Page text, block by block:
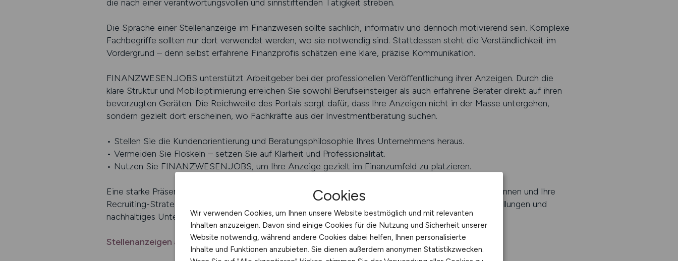
die nach einer verantwortungsvollen und sinnstiftenden Tätigkeit streben.
Die Sprache einer Stellenanzeige im Finanzwesen sollte sachlich, informativ und dennoch motivierend sein. Komplexe
Fachbegriffe sollten nur dort verwendet werden, wo sie notwendig sind. Stattdessen steht die Verständlichkeit im
Vordergrund – denn selbst erfahrene Finanzprofis schätzen eine klare, präzise Kommunikation.
FINANZWESEN.JOBS unterstützt Arbeitgeber bei der professionellen Veröffentlichung ihrer Anzeigen. Durch die
klare Struktur und Mobiloptimierung erreichen Sie sowohl Berufseinsteiger als auch erfahrene Berater direkt auf ihren
bevorzugten Geräten. Die Reichweite des Portals sorgt dafür, dass Ihre Anzeigen nicht in der Masse untergehen,
sondern gezielt dort erscheinen, wo Fachkräfte aus der Investmentberatung suchen.
• Stellen Sie die Kundenorientierung und Beratungsphilosophie Ihres Unternehmens heraus.
• Vermeiden Sie Floskeln – setzen Sie auf Klarheit und Professionalität.
• Nutzen Sie FINANZWESEN.JOBS, um Ihre Anzeige gezielt im Finanzumfeld zu platzieren.
Eine starke Präsenz auf einer spezialisierten Plattform zeigt, dass Sie sich in der Finanzbranche auskennen und Ihre
Recruiting-Strategie auf Qualität ausrichten. Damit schaffen Sie die Grundlage für erfolgreiche Einstellungen und
nachhaltiges Unternehmenswachstum.
Stellenanzeigen auf FINANZWESEN.JOBS schalten
Cookies
Wir verwenden Cookies, um Ihnen unsere Website bestmöglich und mit relevanten
Inhalten anzuzeigen. Davon sind einige Cookies für die Nutzung und Sicherheit unserer
Website notwendig, während andere Cookies dabei helfen, Ihnen personalisierte
Inhalte und Funktionen anzubieten. Sie dienen außerdem anonymen Statistikzwecken.